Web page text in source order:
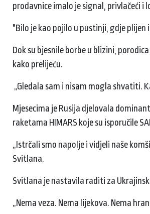
prodavnice imalo je signal, privlačeći i
"Bilo je kao pojilo u pustinji, gdje
Dok su bjesnile borbe u blizini,
kako prelijeću.
„Gledala sam i nisam mogla shvatiti.
Mjesecima je Rusija djelovala
raketama HIMARS koje su isporučile
„Istrčali smo napolje i vidjeli naše
Svitlana.
Svitlana je nastavila raditi za
„Nema veza. Nema lijekova. Nema